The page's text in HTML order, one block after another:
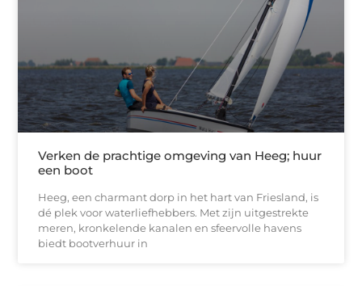
Verken de prachtige omgeving van Heeg; huur
een boot
Heeg, een charmant dorp in het hart van Friesland, is
dé plek voor waterliefhebbers. Met zijn uitgestrekte
meren, kronkelende kanalen en sfeervolle havens
biedt bootverhuur in